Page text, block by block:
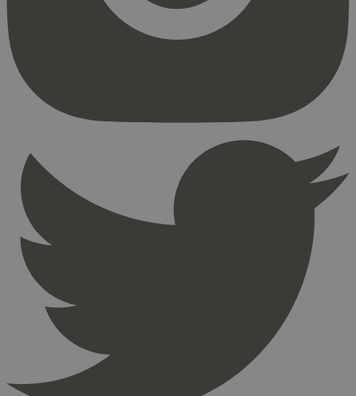
Strengt nødvendige informasjonskapsler tillater
kjernefunksjoner på nettstedet, som
Utløpsdato
.svanemerket.no
minutter
54
sekunder
29
minutter
sekunder
.svanemerket.no
nelapi-product-archive-filters
svanemerket.no
svanemerket.no